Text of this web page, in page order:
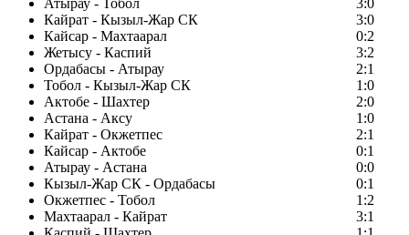
Атырау - Тобол
3:0
Кайрат - Кызыл-Жар СК
3:0
Кайсар - Махтаарал
0:2
Жетысу - Каспий
3:2
Ордабасы - Атырау
2:1
Тобол - Кызыл-Жар СК
1:0
Актобе - Шахтер
2:0
Астана - Аксу
1:0
Кайрат - Окжетпес
2:1
Кайсар - Актобе
0:1
Атырау - Астана
0:0
Кызыл-Жар СК - Ордабасы
0:1
Окжетпес - Тобол
1:2
Махтаарал - Кайрат
3:1